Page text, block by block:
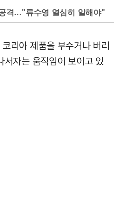
격…"류수영 열심히 일해야"
리아 제품을 부수거나 버리
자는 움직임이 보이고 있